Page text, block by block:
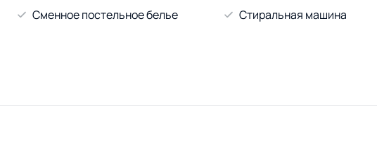
Сменное постельное белье Стиральная машина